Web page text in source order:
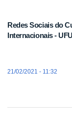
Redes Sociais do
Internacionais - UFU
21/02/2021 - 11:32